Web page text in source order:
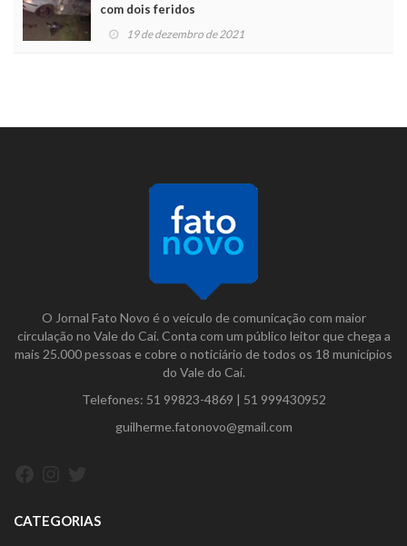
com dois feridos
19 de dezembro de 2021
O Jornal Fato Novo é o veículo de comunicação com maior
circulação no Vale do Caí. Conta com um público leitor que chega a
mais 25.000 pessoas e cobre o noticiário de todos os 18 municípios
do Vale do Caí.
Telefones: 51 99823-4869 | 51 999430952
guilherme.fatonovo@gmail.com
CATEGORIAS